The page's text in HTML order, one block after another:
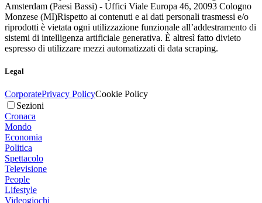
Amsterdam (Paesi Bassi) - Uffici Viale Europa 46, 20093 Cologno
Monzese (MI)Rispetto ai contenuti e ai dati personali trasmessi e/o
riprodotti è vietata ogni utilizzazione funzionale all’addestramento di
sistemi di intelligenza artificiale generativa. È altresì fatto divieto
espresso di utilizzare mezzi automatizzati di data scraping.
Legal
CorporatePrivacy PolicyCookie Policy
Sezioni
Cronaca
Mondo
Economia
Politica
Spettacolo
Televisione
People
Lifestyle
Videogiochi